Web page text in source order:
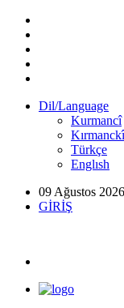
Dil/Language
Kurmancî
Kırmanckî
Türkçe
Englısh
09 Ağustos 2026
GİRİŞ